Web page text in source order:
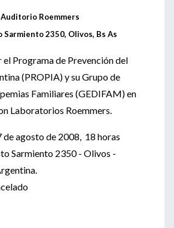
Auditorio Roemmers
Sarmiento 2350, Olivos, Bs As
Programa de Prevención del
(PROPIA) y su Grupo de
Familiares (GEDIFAM) en
Laboratorios Roemmers.
de agosto de 2008, 18 horas
Sarmiento 2350 - Olivos -